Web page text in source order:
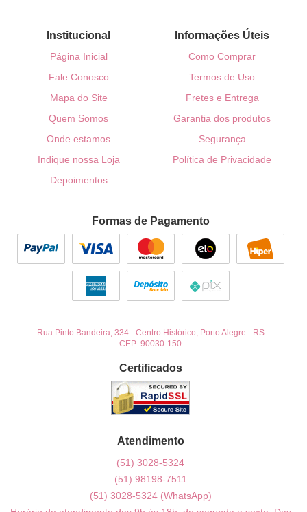
Institucional
Página Inicial
Fale Conosco
Mapa do Site
Quem Somos
Onde estamos
Indique nossa Loja
Depoimentos
Informações Úteis
Como Comprar
Termos de Uso
Fretes e Entrega
Garantia dos produtos
Segurança
Política de Privacidade
Formas de Pagamento
Rua Pinto Bandeira, 334- Centro Histórico, Porto Alegre - RS
CEP: 90030-150
Certificados
Atendimento
(51) 3028-5324
(51) 98198-7511
(51) 3028-5324 (WhatsApp)